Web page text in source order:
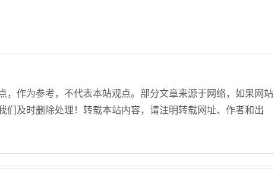
，作为参考，不代表本站观点。部分文章来源于网络，如果网站
们及时删除处理！转载本站内容，请注明转载网址、作者和出